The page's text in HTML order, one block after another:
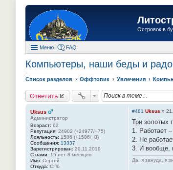
Островок в
Меню FAQ
Компьютеры, наши беды и
Список разделов Оффтопик Увлечения
Ответить
Uksus
Администратор
Возраст: 62
Репутация: 24902 (+24977/−75)
Лояльность: 1586 (+1586/−0)
Сообщения: 13337
Зарегистрирован: 20.11.2010
С нами: 15 лет 8 месяцев
Имя: Сергей
Откуда: СПб
#481 Uksus »
Три золотых
1. Работает
2. Не
3. И вообще,
Да, я зануда, я